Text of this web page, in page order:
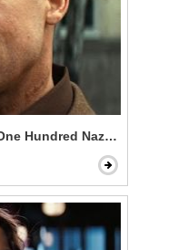
Hundred Nazi Scalps